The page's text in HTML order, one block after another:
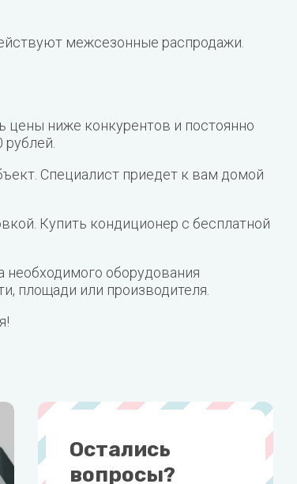
межсезонные распродажи.
цены ниже конкурентов и постоянно
рублей.
Специалист приедет к вам домой
Купить кондиционер с бесплатной
необходимого оборудования
площади или производителя.
Остались
вопросы?